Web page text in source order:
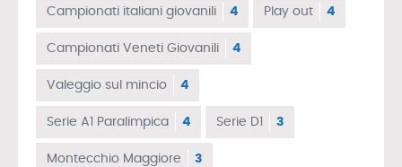
Campionati italiani giovanili 4 Play out 4
Campionati Veneti Giovanili 4
Valeggio sul mincio 4
Serie A1 Paralimpica 4 Serie D1 3
Montecchio Maggiore 3